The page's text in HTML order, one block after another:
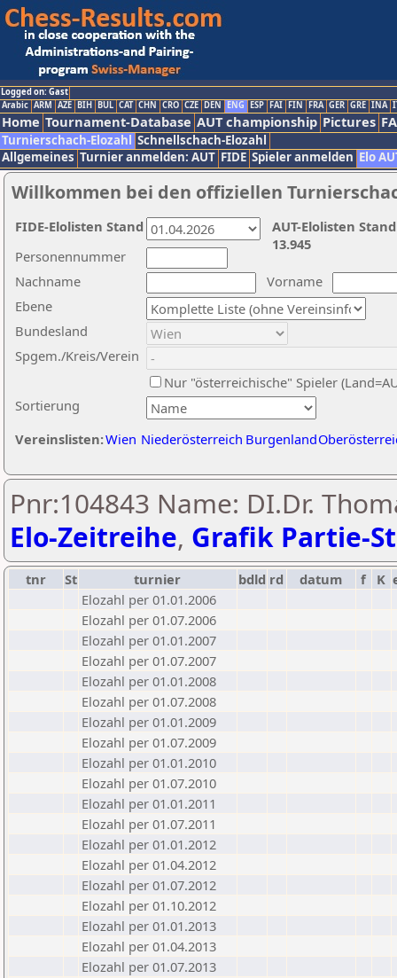
Logged on: Gast
Arabic ARM AZE BIH BUL CAT CHN CRO CZE DEN ENG ESP FAI FIN FRA GER GRE INA
Home Tournament-Database AUT championship Pictures
Turnierschach-Elozahl Schnellschach-Elozahl
Allgemeines Turnier anmelden: AUT FIDE Spieler anmelden Elo
Willkommen bei den offiziellen
Nachname
Vorname
Ebene
Sortierung
Personennummer
Bundesland
Spgem./Kreis/Verein
Nur "österreichische" Spieler
Vereinslisten:Wien Niederösterreich Burgenland
AUT-Elolisten
13.945
FIDE-Elolisten Stand
Pnr:104843 Name: DI.Dr.
Elo-Zeitreihe, Grafik Partie-
tnr St turnier bdld rd datum f K
Elozahl per 01.01.2006
Elozahl per 01.07.2006
Elozahl per 01.01.2007
Elozahl per 01.07.2007
Elozahl per 01.01.2008
Elozahl per 01.07.2008
Elozahl per 01.01.2009
Elozahl per 01.07.2009
Elozahl per 01.01.2010
Elozahl per 01.07.2010
Elozahl per 01.01.2011
Elozahl per 01.07.2011
Elozahl per 01.01.2012
Elozahl per 01.04.2012
Elozahl per 01.07.2012
Elozahl per 01.10.2012
Elozahl per 01.01.2013
Elozahl per 01.04.2013
Elozahl per 01.07.2013